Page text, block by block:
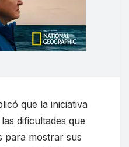
que la iniciativa
dificultades que
para mostrar sus